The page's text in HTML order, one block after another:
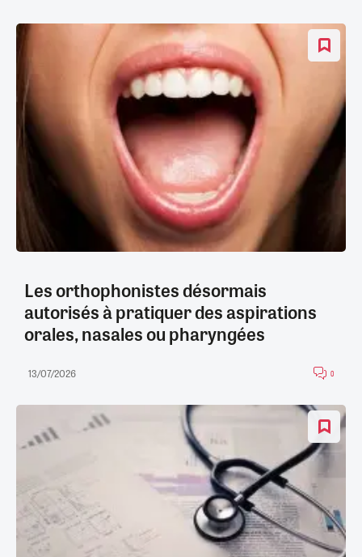
Les orthophonistes désormais
autorisés à pratiquer des aspirations
orales, nasales ou pharyngées
13/07/2026 0